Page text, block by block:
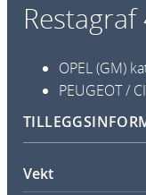
OPEL (GM)
PEUGEOT /
Vekt